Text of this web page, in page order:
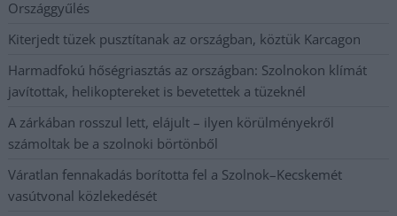
Országgyűlés
Kiterjedt tüzek pusztítanak az országban, köztük Karcagon
Harmadfokú hőségriasztás az országban: Szolnokon klímát
javítottak, helikoptereket is bevetettek a tüzeknél
A zárkában rosszul lett, elájult – ilyen körülményekről
számoltak be a szolnoki börtönből
Váratlan fennakadás borította fel a Szolnok–Kecskemét
vasútvonal közlekedését